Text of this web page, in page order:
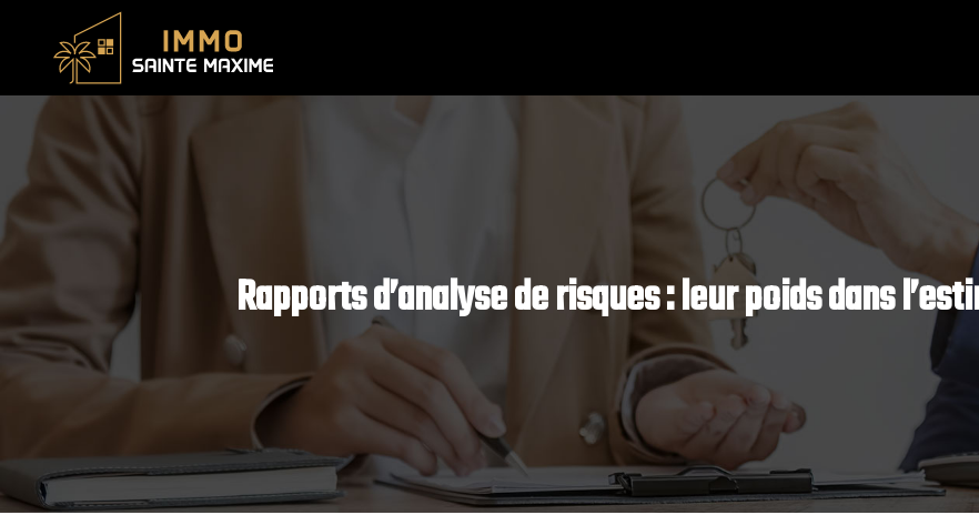
Rapports d’analyse de risques : leur poids dans